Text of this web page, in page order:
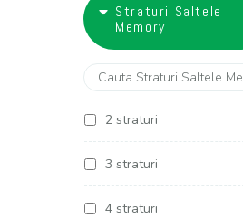
Straturi Saltele
Memory
2 straturi
3 straturi
4 straturi